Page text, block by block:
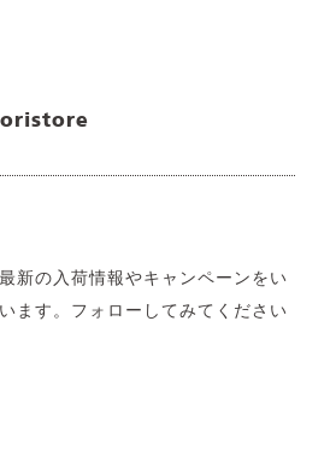
新の入荷情報やキャンペーンをい
ます。フォローしてみてください